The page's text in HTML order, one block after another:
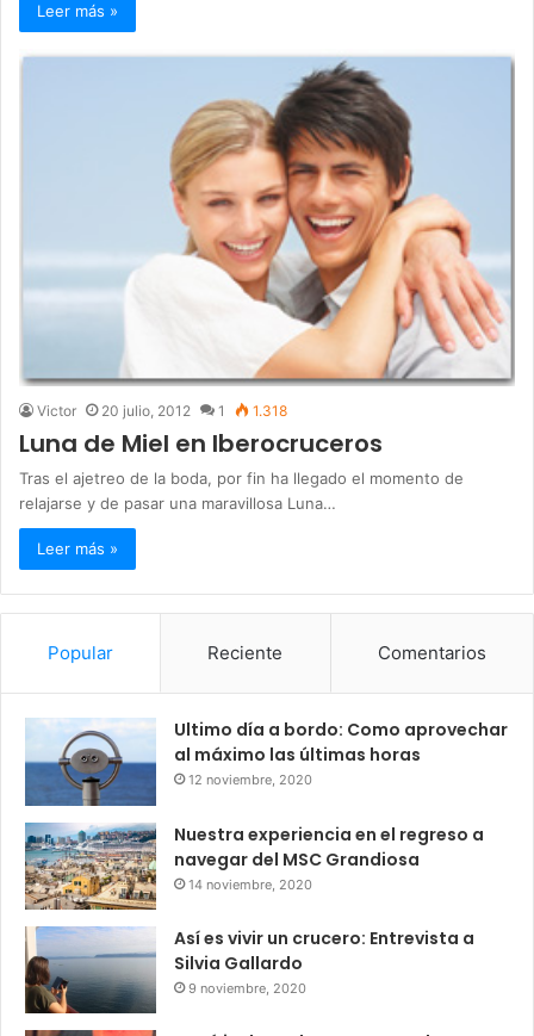
Leer más »
Victor 20 julio, 2012 1 1.318
Luna de Miel en Iberocruceros
Tras el ajetreo de la boda, por fin ha llegado el momento de
relajarse y de pasar una maravillosa Luna…
Leer más »
Popular Reciente Comentarios
Ultimo día a bordo: Como aprovechar
al máximo las últimas horas
12 noviembre, 2020
Nuestra experiencia en el regreso a
navegar del MSC Grandiosa
14 noviembre, 2020
Así es vivir un crucero: Entrevista a
Silvia Gallardo
9 noviembre, 2020